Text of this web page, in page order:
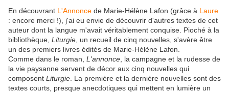
En découvrant L'Annonce de Marie-Hélène Lafon (grâce à Laure
: encore merci !), j'ai eu envie de découvrir d'autres textes de cet
auteur dont la langue m'avait véritablement conquise. Pioché à la
bibliothèque, Liturgie , un recueil de cinq nouvelles, s'avère être
un des premiers livres édités de Marie-Hélène Lafon.
Comme dans le roman, L'annonce , la campagne et la rudesse de
la vie paysanne servent de décor aux cinq nouvelles qui
composent Liturgie . La première et la dernière nouvelles sont des
textes courts, presque anecdotiques qui mettent en lumière un